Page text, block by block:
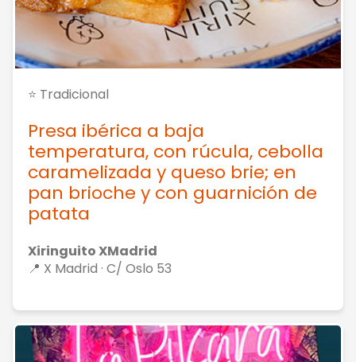
⭐ Tradicional
Presa ibérica a baja
temperatura, con rúcula, cebolla
caramelizada y queso brie; en
pan brioche y con guarnición de
patata
Xiringuito XMadrid
📍 X Madrid · C/ Oslo 53